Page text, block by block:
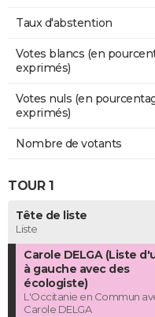
Taux d'abstention
Votes blancs (en
exprimés)
Votes nuls (en
exprimés)
Nombre de votants
TOUR 1
Tête de liste
Liste
Carole DELGA (Liste
à gauche avec des
écologiste)
L'Occitanie en Commun
Carole DELGA